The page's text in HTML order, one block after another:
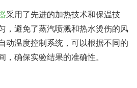
采用了先进的加热技术和保温技
，避免了蒸汽喷溅和热水烫伤的风
动温度控制系统，可以根据不同的
，确保实验结果的准确性。